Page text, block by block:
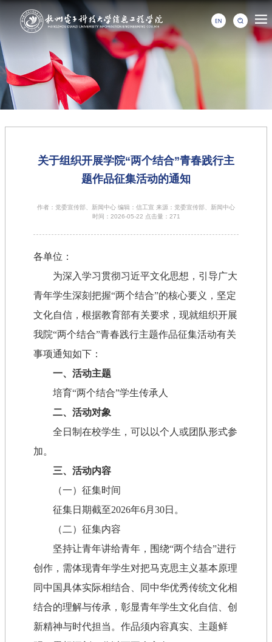
关于组织开展学院“两个结合”青春践行主
题作品征集活动的通知
作者：党委宣传部、新闻中心 编辑：信工宣 来源：党委宣传部、新闻中心
时间：2026-05-22 点击量： 271
各单位：
为深入学习贯彻习近平文化思想，引导广大
青年学生深刻把握“两个结合”的核心要义，坚定
文化自信，根据教育部有关要求，现就组织开展
我院“两个结合”青春践行主题作品征集活动有关
事项通知如下：
一、活动主题
培育“两个结合”学生传承人
二、活动对象
全日制在校学生，可以以个人或团队形式参
加。
三、活动内容
（一）征集时间
征集日期截至2026年6月30日。
（二）征集内容
坚持让青年讲给青年，围绕“两个结合”进行
创作，需体现青年学生对把马克思主义基本原理
同中国具体实际相结合、同中华优秀传统文化相
结合的理解与传承，彰显青年学生文化自信、创
新精神与时代担当。作品须内容真实、主题鲜